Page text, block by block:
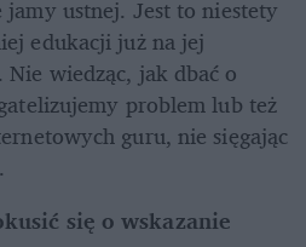
ustnej. Jest to niestety
edukacji już na jej
wiedząc, jak dbać o
problem lub też
guru, nie sięgając
się o wskazanie